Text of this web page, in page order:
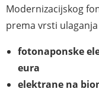
Modernizacijskog
prema vrsti
fotonaponske
eura
elektrane na